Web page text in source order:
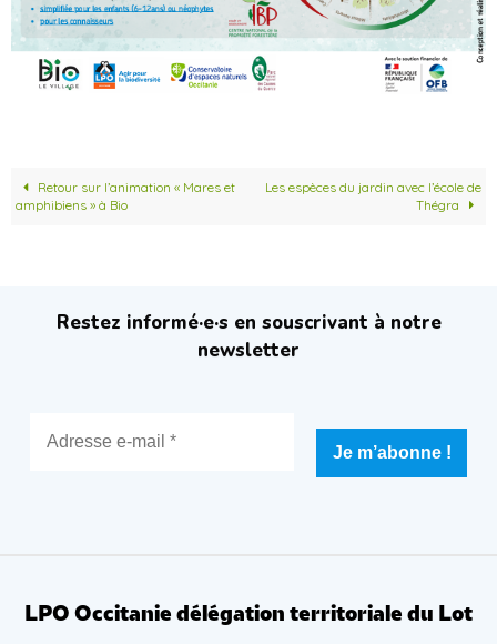
Retour sur l’animation « Mares et
amphibiens » à Bio
Les espèces du jardin avec l’école de
Thégra
Restez informé·e·s en souscrivant à notre
newsletter
LPO Occitanie délégation territoriale du Lot